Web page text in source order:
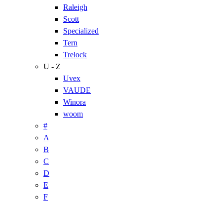
Raleigh
Scott
Specialized
Tern
Trelock
U - Z
Uvex
VAUDE
Winora
woom
#
A
B
C
D
E
F